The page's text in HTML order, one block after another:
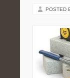
POSTED